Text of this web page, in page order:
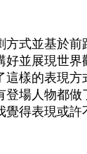
式並基於
好並展現世
樣的表現方
場人物都
得表現或許